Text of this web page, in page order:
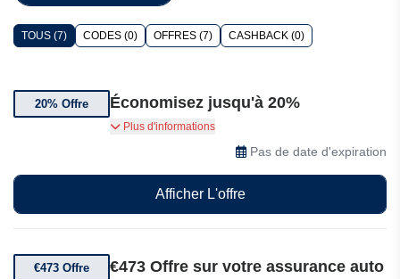
TOUS (7) CODES (0) OFFRES (7) CASHBACK (0)
20% Offre Économisez jusqu'à 20%
Bénéficiez de 20% de réduction sur votre
assurance habitation chez Assurland Pro
Plus d'informations
Pas de date d'expiration
Afficher L'offre
€473 Offre €473 Offre sur votre assurance auto